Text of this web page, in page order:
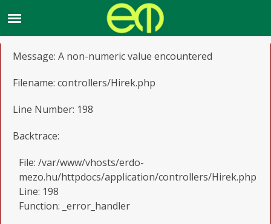
A PHP Error was encountered
Message: A non-numeric value encountered
Filename: controllers/Hirek.php
Line Number: 198
Backtrace:
File: /var/www/vhosts/erdo-
mezo.hu/httpdocs/application/controllers/Hirek.php
Line: 198
Function: _error_handler